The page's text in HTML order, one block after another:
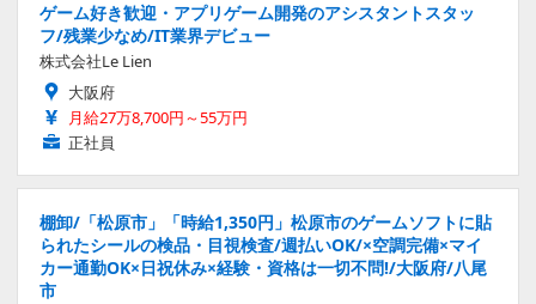
ゲーム好き歓迎・アプリゲーム開発のアシスタントスタッ
フ/残業少なめ/IT業界デビュー
株式会社Le Lien
大阪府
月給27万8,700円～55万円
正社員
棚卸/「松原市」「時給1,350円」松原市のゲームソフトに貼
られたシールの検品・目視検査/週払いOK/×空調完備×マイ
カー通勤OK×日祝休み×経験・資格は一切不問!/大阪府/八尾
市